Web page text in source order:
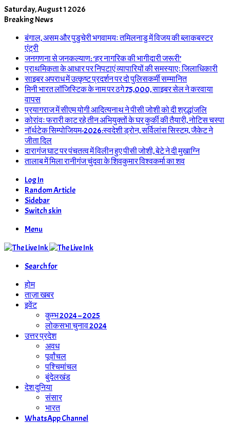
Saturday, August 1 2026
Breaking News
बंगाल, असम और पुडुचेरी भगवामयः तमिलनाडु में विजय की ब्लाकबस्टर
एंट्री
जनगणना से जनकल्याण: ‘हर नागरिक की भागीदारी जरूरी’
प्राथमिकता के आधार पर निपटाएं व्यापारियों की समस्याएः जिलाधिकारी
साइबर अपराध में उत्कृष्ट प्रदर्शन पर दो पुलिसकर्मी सम्मानित
मिनी भारत लॉजिस्टिक के नाम पर ठगे 75,000, साइबर सेल ने करवाया
वापस
प्रयागराज में सीएम योगी आदित्यनाथ ने पीसी जोशी को दी श्रद्धांजलि
कोरांवः फरारी काट रहे तीन अभियुक्तों के घर कुर्की की तैयारी, नोटिस चस्पा
नॉर्थटेक सिम्पोजियम-2026:स्वदेशी ड्रोन, सर्विलांस सिस्टम, जैकेट ने
जीता दिल
दारागंज घाट पर पंचतत्व में विलीन हुए पीसी जोशी, बेटे ने दी मुखाग्नि
तालाब में मिला रानीगंज चुंदवा के शिवकुमार विश्वकर्मा का शव
Log In
Random Article
Sidebar
Switch skin
Menu
Search for
होम
ताज़ा खबर
इवेंट
कुम्भ 2024 – 2025
लोकसभा चुनाव 2024
उत्तर प्रदेश
अवध
पूर्वांचल
पश्चिमांचल
बुंदेलखंड
देश दुनिया
संसार
भारत
WhatsApp Channel